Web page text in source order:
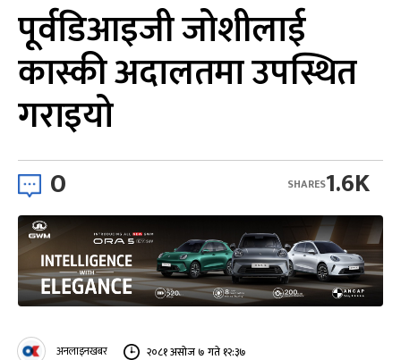
पूर्वडिआइजी जोशीलाई
कास्की अदालतमा उपस्थित
गराइयो
0 1.6K
SHARES
अनलाइनखबर २०८१ असोज ७ गते १२:३७